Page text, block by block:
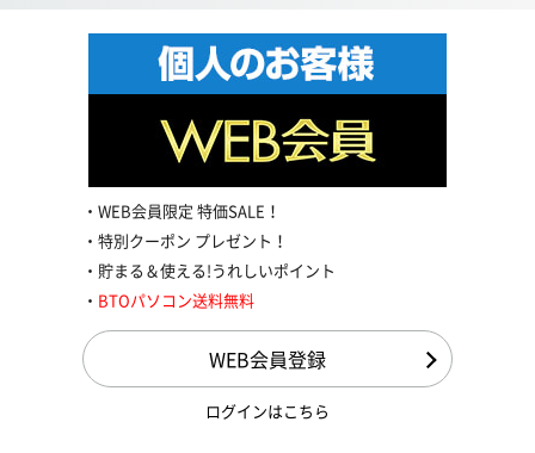
WEB会員限定 特価SALE！
特別クーポン プレゼント！
貯まる＆使える!うれしいポイント
BTOパソコン送料無料
WEB会員登録
ログインはこちら